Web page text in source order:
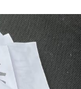
schließen